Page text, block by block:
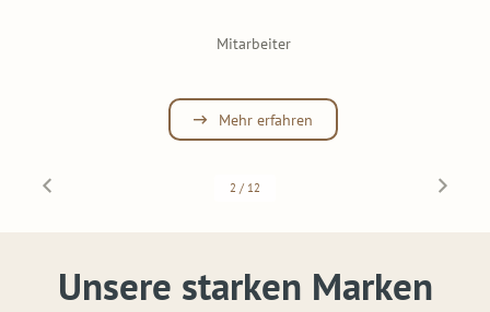
Mitarbeiter
Mehr erfahren
2 / 12
Unsere starken Marken